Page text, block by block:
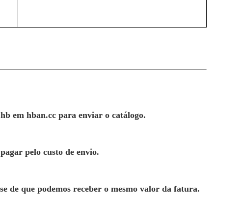
em hban.cc para enviar o catálogo.
pelo custo de envio.
de que podemos receber o mesmo valor da fatura.